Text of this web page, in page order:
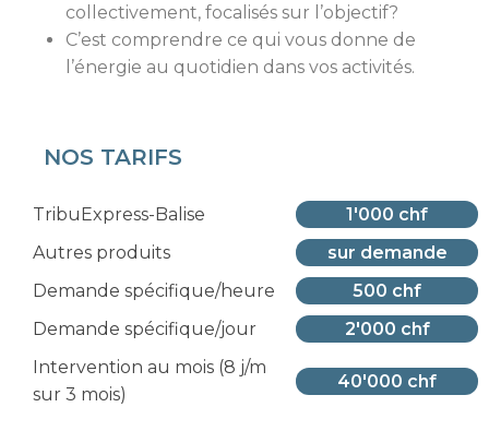
collectivement, focalisés sur l’objectif?
C’est comprendre ce qui vous donne de
l’énergie au quotidien dans vos activités.
NOS TARIFS
TribuExpress-Balise
1'000 chf
Autres produits
sur demande
Demande spécifique/heure
500 chf
Demande spécifique/jour
2'000 chf
Intervention au mois (8 j/m
sur 3 mois)
40'000 chf